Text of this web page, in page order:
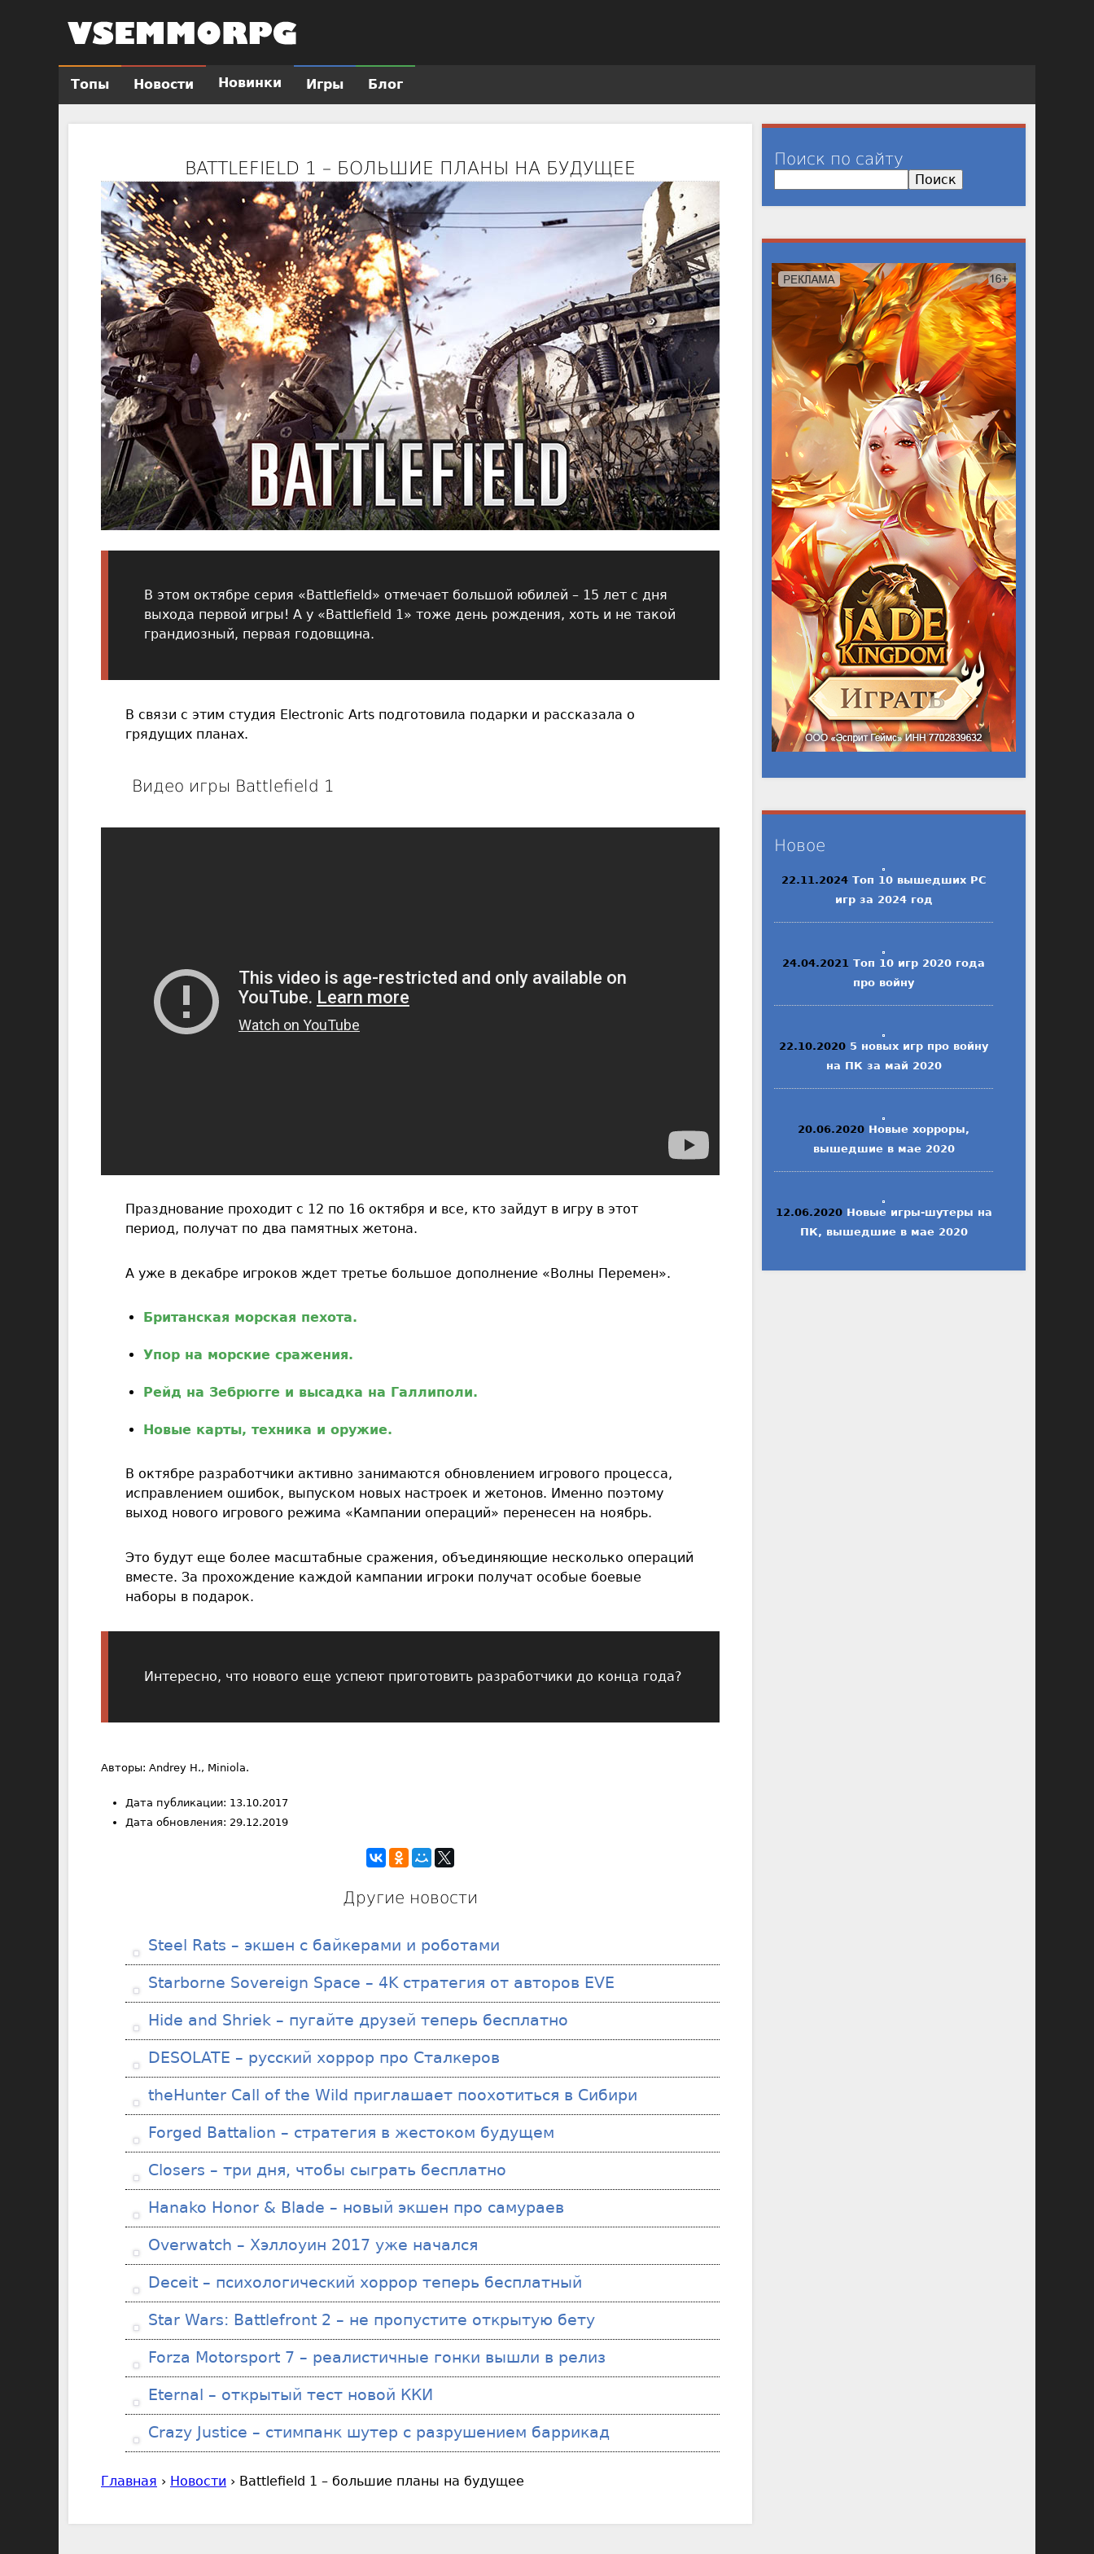
BATTLEFIELD 1 – БОЛЬШИЕ ПЛАНЫ НА БУДУЩЕЕ
В этом октябре серия «Battlefield» отмечает большой юбилей – 15 лет с дня
выхода первой игры! А у «Battlefield 1» тоже день рождения, хоть и не такой
грандиозный, первая годовщина.
В связи с этим студия Electronic Arts подготовила подарки и рассказала о
грядущих планах.
Видео игры Battlefield 1
Празднование проходит с 12 по 16 октября и все, кто зайдут в игру в этот
период, получат по два памятных жетона.
А уже в декабре игроков ждет третье большое дополнение «Волны Перемен».
Британская морская пехота.
Упор на морские сражения.
Рейд на Зебрюгге и высадка на Галлиполи.
Новые карты, техника и оружие.
В октябре разработчики активно занимаются обновлением игрового процесса,
исправлением ошибок, выпуском новых настроек и жетонов. Именно поэтому
выход нового игрового режима «Кампании операций» перенесен на ноябрь.
Это будут еще более масштабные сражения, объединяющие несколько операций
вместе. За прохождение каждой кампании игроки получат особые боевые
наборы в подарок.
Интересно, что нового еще успеют приготовить разработчики до конца года?
Авторы: Andrey H., Miniola.
Дата публикации: 13.10.2017
Дата обновления: 29.12.2019
Другие новости
Steel Rats – экшен с байкерами и роботами
Starborne Sovereign Space – 4K стратегия от авторов EVE
Hide and Shriek – пугайте друзей теперь бесплатно
DESOLATE – русский хоррор про Сталкеров
theHunter Call of the Wild приглашает поохотиться в Сибири
Forged Battalion – стратегия в жестоком будущем
Closers – три дня, чтобы сыграть бесплатно
Hanako Honor & Blade – новый экшен про самураев
Overwatch – Хэллоуин 2017 уже начался
Deceit – психологический хоррор теперь бесплатный
Star Wars: Battlefront 2 – не пропустите открытую бету
Forza Motorsport 7 – реалистичные гонки вышли в релиз
Eternal – открытый тест новой ККИ
Crazy Justice – стимпанк шутер с разрушением баррикад
Главная › Новости › Battlefield 1 – большие планы на будущее
л
Топы Новости Новинки Игры Блог
Поиск по сайту
с
Новое
22.11.2024 Топ 10 вышедших PC
игр за 2024 год
24.04.2021 Топ 10 игр 2020 года
про войну
22.10.2020 5 новых игр про войну
на ПК за май 2020
20.06.2020 Новые хорроры,
вышедшие в мае 2020
12.06.2020 Новые игры-шутеры на
ПК, вышедшие в мае 2020